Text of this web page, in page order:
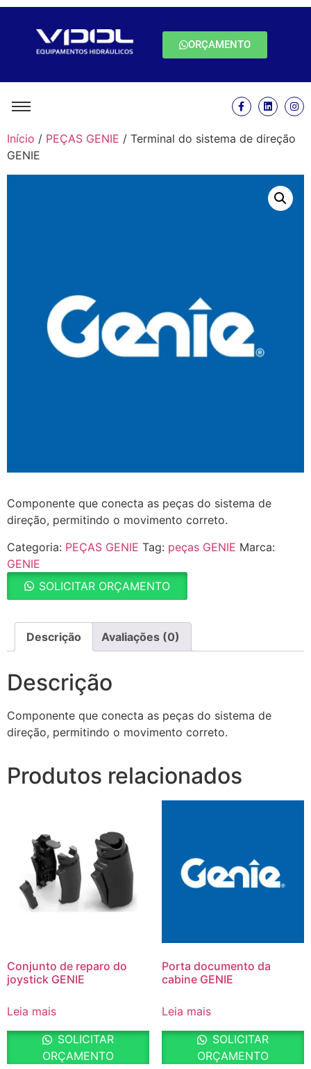
ORÇAMENTO
Início / PEÇAS GENIE / Terminal do sistema de direção
GENIE
Componente que conecta as peças do sistema de
direção, permitindo o movimento correto.
Categoria: PEÇAS GENIE Tag: peças GENIE Marca:
GENIE
SOLICITAR ORÇAMENTO
Descrição Avaliações (0)
Descrição
Componente que conecta as peças do sistema de
direção, permitindo o movimento correto.
Produtos relacionados
Conjunto de reparo do
joystick GENIE
Leia mais
SOLICITAR
ORÇAMENTO
Porta documento da
cabine GENIE
Leia mais
SOLICITAR
ORÇAMENTO